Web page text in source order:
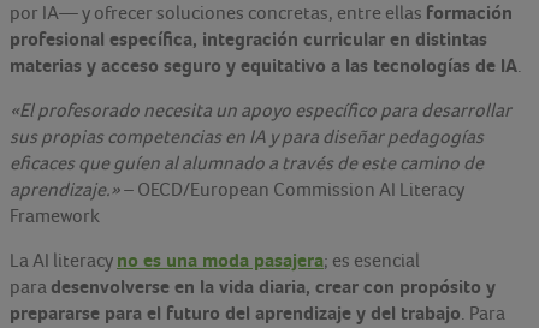
por IA— y ofrecer soluciones concretas, entre ellas formación
profesional específica, integración curricular en distintas
materias y acceso seguro y equitativo a las tecnologías de IA.
«El profesorado necesita un apoyo específico para desarrollar
sus propias competencias en IA y para diseñar pedagogías
eficaces que guíen al alumnado a través de este camino de
aprendizaje.»– OECD/European Commission AI Literacy
Framework
La AI literacy no es una moda pasajera; es esencial
para desenvolverse en la vida diaria, crear con propósito y
prepararse para el futuro del aprendizaje y del trabajo. Para